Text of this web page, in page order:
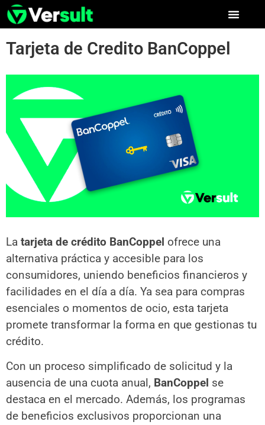
Tarjeta de Credito BanCoppel
La tarjeta de crédito BanCoppel ofrece una
alternativa práctica y accesible para los
consumidores, uniendo beneficios financieros y
facilidades en el día a día. Ya sea para compras
esenciales o momentos de ocio, esta tarjeta
promete transformar la forma en que gestionas tu
crédito.
Con un proceso simplificado de solicitud y la
ausencia de una cuota anual, BanCoppel se
destaca en el mercado. Además, los programas
de beneficios exclusivos proporcionan una